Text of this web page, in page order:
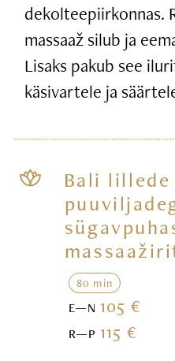
dekolteepiirkonnas.
massaaž silub ja
Lisaks pakub see
käsivartele ja
Bali lillede
80 min
E—N105 €
R—P115 €